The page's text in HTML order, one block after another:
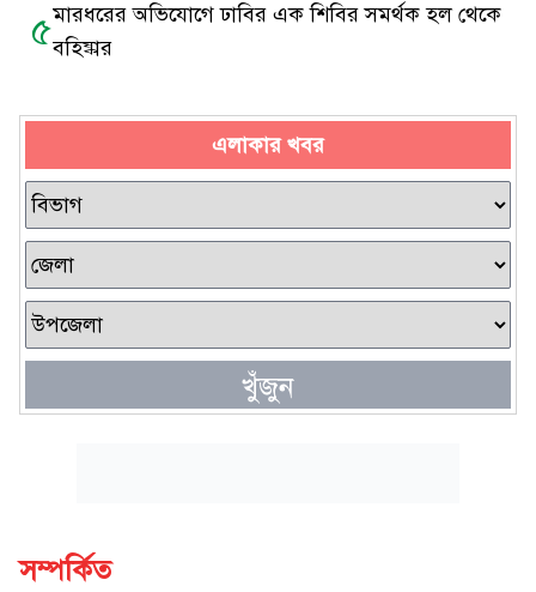
৫মারধরের অভিযোগে ঢাবির এক শিবির সমর্থক হল থেকে
বহিষ্কার
এলাকার খবর
খুঁজুন
সম্পর্কিত